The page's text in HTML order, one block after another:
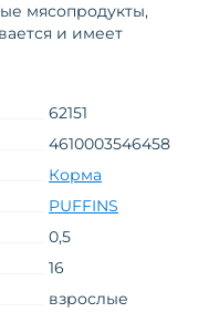
мясопродукты,
и имеет
62151
4610003546458
Корма
PUFFINS
0,5
16
взрослые